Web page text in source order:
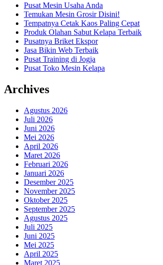
Pusat Mesin Usaha Anda
Temukan Mesin Grosir Disini!
Tempatnya Cetak Kaos Paling Cepat
Produk Olahan Sabut Kelapa Terbaik
Pusatnya Briket Ekspor
Jasa Bikin Web Terbaik
Pusat Training di Jogja
Pusat Toko Mesin Kelapa
Archives
Agustus 2026
Juli 2026
Juni 2026
Mei 2026
April 2026
Maret 2026
Februari 2026
Januari 2026
Desember 2025
November 2025
Oktober 2025
September 2025
Agustus 2025
Juli 2025
Juni 2025
Mei 2025
April 2025
Maret 2025